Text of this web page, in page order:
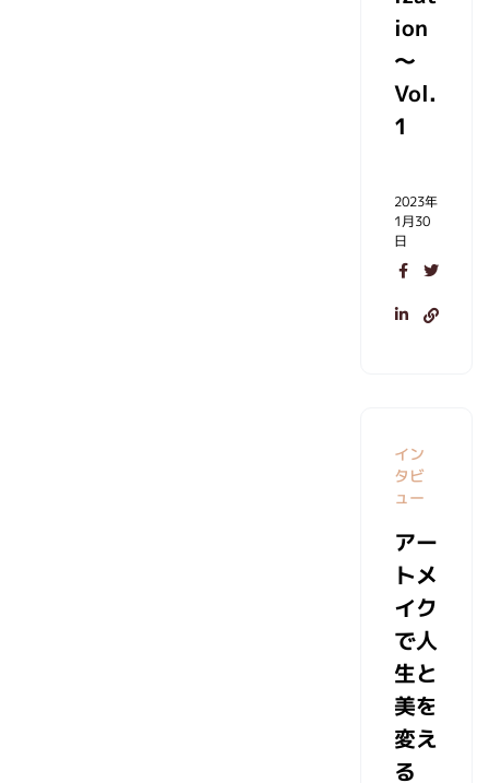
ion
～
Vol.
1
2023年
1月30
日
イン
タビ
ュー
アー
トメ
イク
で人
生と
美を
変え
る